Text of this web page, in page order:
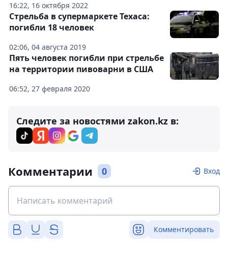
16:22, 16 октября 2022
02:06, 04 августа 2019
Стрельба в супермаркете Техаса:
погибли 18 человек
06:52, 27 февраля 2020
Пять человек погибли при стрельбе
на территории пивоварни в США
Следите за новостями zakon.kz в:
Комментарии 0 Вход
Комментировать